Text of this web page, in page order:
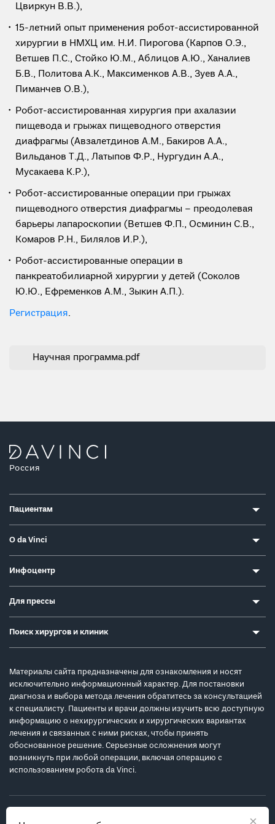
Цвиркун В.В.),
15-летний опыт применения робот-ассистированной
хирургии в НМХЦ им. Н.И. Пирогова (Карпов О.Э.,
Ветшев П.С., Стойко Ю.М., Аблицов А.Ю., Ханалиев
Б.В., Политова А.К., Максименков А.В., Зуев А.А.,
Пиманчев О.В.),
Робот-ассистированная хирургия при ахалазии
пищевода и грыжах пищеводного отверстия
диафрагмы (Авзалетдинов А.М., Бакиров А.А.,
Вильданов Т.Д., Латыпов Ф.Р., Нургудин А.А.,
Мусакаева К.Р.),
Робот-ассистированные операции при грыжах
пищеводного отверстия диафрагмы – преодолевая
барьеры лапароскопии (Ветшев Ф.П., Осминин С.В.,
Комаров Р.Н., Билялов И.Р.),
Робот-ассистированные операции в
панкреатобилиарной хирургии у детей (Соколов
Ю.Ю., Ефременков А.М., Зыкин А.П.).
Регистрация.
Научная программа.pdf
Россия
Пациентам
О da Vinci
Инфоцентр
Для прессы
Поиск хирургов и клиник
Материалы сайта предназначены для ознакомления и носят
исключительно информационный характер. Для постановки
диагноза и выбора метода лечения обратитесь за консультацией
к специалисту. Пациенты и врачи должны изучить всю доступную
информацию о нехирургических и хирургических вариантах
лечения и связанных с ними рисках, чтобы принять
обоснованное решение. Серьезные осложнения могут
возникнуть при любой операции, включая операцию с
использованием робота da Vinci.